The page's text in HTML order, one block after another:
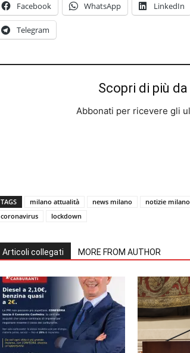
Facebook WhatsApp LinkedIn
Telegram
Scopri di più
Abbonati per ricevere gli
TAGS milano attualità news milano notizie milano
coronavirus
lockdown
Articoli collegati MORE FROM AUTHOR